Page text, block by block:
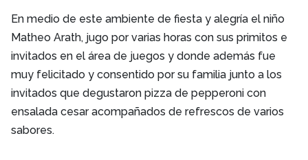
En medio de este ambiente de fiesta y alegría el niño
Matheo Arath, jugo por varias horas con sus primitos e
invitados en el área de juegos y donde además fue
muy felicitado y consentido por su familia junto a los
invitados que degustaron pizza de pepperoni con
ensalada cesar acompañados de refrescos de varios
sabores.